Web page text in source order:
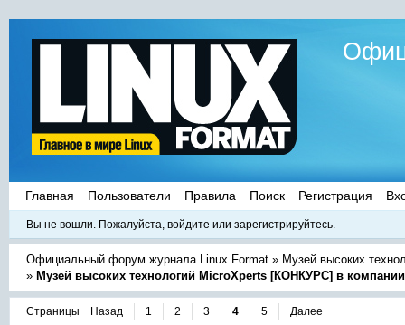
Главная Пользователи Правила Поиск Регистрация
Вы не вошли. Пожалуйста, войдите или зарегистрируйтесь.
Официальный форум журнала Linux Format » Музей высоких
» Музей высоких технологий MicroXperts [КОНКУРС] в
Страницы Назад 1 2 3 4 5 Далее